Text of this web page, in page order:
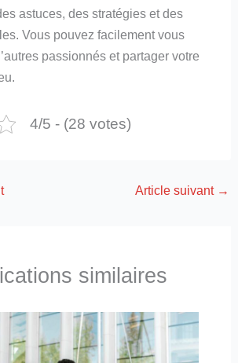
astuces, des stratégies et des
Vous pouvez facilement vous
passionnés et partager votre
4/5 - (28 votes)
Article suivant →
similaires